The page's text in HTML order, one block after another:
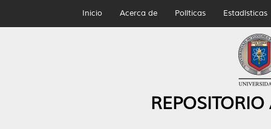
Inicio Acerca de Políticas Estadísticas